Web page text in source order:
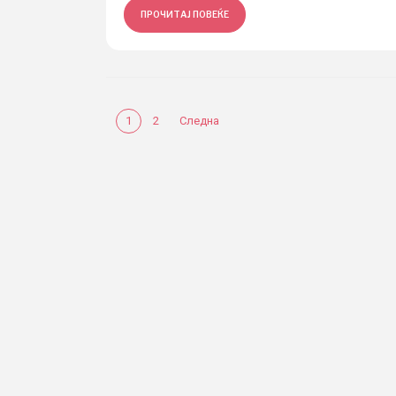
ПРОЧИТАЈ ПОВЕЌЕ
1 2 Следна